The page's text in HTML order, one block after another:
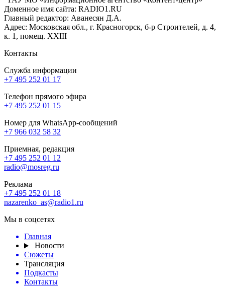
Доменное имя сайта: RADIO1.RU
Главный редактор: Аванесян Д.А.
Адрес: Московская обл., г. Красногорск, б-р Строителей, д. 4,
к. 1, помещ. XXIII
Контакты
Служба информации
+7 495 252 01 17
Телефон прямого эфира
+7 495 252 01 15
Номер для WhatsApp-сообщений
+7 966 032 58 32
Приемная, редакция
+7 495 252 01 12
radio@mosreg.ru
Реклама
+7 495 252 01 18
nazarenko_as@radio1.ru
Мы в соцсетях
Главная
Новости
Сюжеты
Трансляция
Подкасты
Контакты